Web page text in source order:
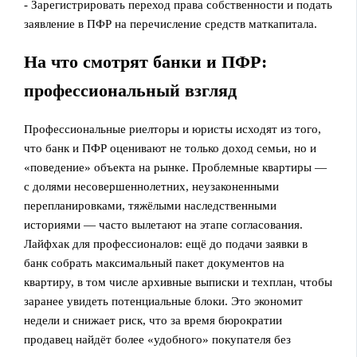
- Зарегистрировать переход права собственности и подать
заявление в ПФР на перечисление средств маткапитала.
На что смотрят банки и ПФР:
профессиональный взгляд
Профессиональные риелторы и юристы исходят из того,
что банк и ПФР оценивают не только доход семьи, но и
«поведение» объекта на рынке. Проблемные квартиры —
с долями несовершеннолетних, неузаконенными
перепланировками, тяжёлыми наследственными
историями — часто вылетают на этапе согласования.
Лайфхак для профессионалов: ещё до подачи заявки в
банк собрать максимальный пакет документов на
квартиру, в том числе архивные выписки и техплан, чтобы
заранее увидеть потенциальные блоки. Это экономит
недели и снижает риск, что за время бюрократии
продавец найдёт более «удобного» покупателя без